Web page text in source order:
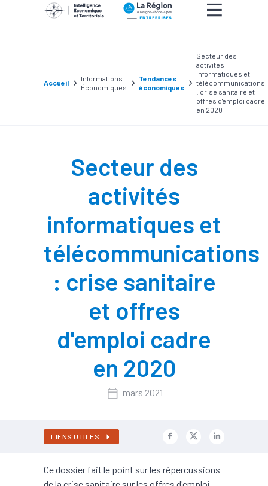
Accueil
Informations
Économiques
Tendances
économiques
Secteur des
activités
informatiques et
télécommunications
: crise sanitaire et
offres d'emploi cadre
en 2020
Secteur des
activités
informatiques et
télécommunications
: crise sanitaire
et offres
d'emploi cadre
en 2020
mars 2021
LIENS UTILES
Ce dossier fait le point sur les répercussions